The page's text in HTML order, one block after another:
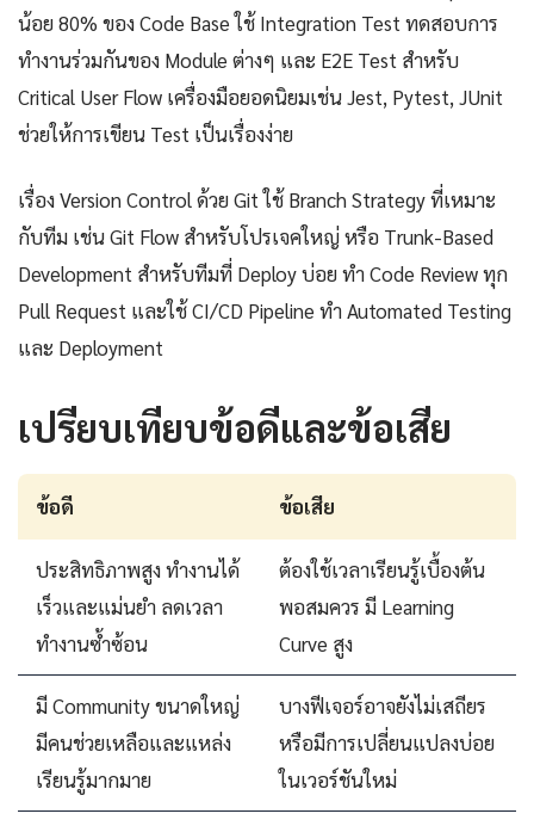
น้อย 80% ของ Code Base ใช้ Integration Test ทดสอบการ
ทำงานร่วมกันของ Module ต่างๆ และ E2E Test สำหรับ
Critical User Flow เครื่องมือยอดนิยมเช่น Jest, Pytest, JUnit
ช่วยให้การเขียน Test เป็นเรื่องง่าย
เรื่อง Version Control ด้วย Git ใช้ Branch Strategy ที่เหมาะ
กับทีม เช่น Git Flow สำหรับโปรเจคใหญ่ หรือ Trunk-Based
Development สำหรับทีมที่ Deploy บ่อย ทำ Code Review ทุก
Pull Request และใช้ CI/CD Pipeline ทำ Automated Testing
และ Deployment
เปรียบเทียบข้อดีและข้อเสีย
ข้อดี ข้อเสีย
ประสิทธิภาพสูง ทำงานได้
เร็วและแม่นยำ ลดเวลา
ทำงานซ้ำซ้อน
ต้องใช้เวลาเรียนรู้เบื้องต้น
พอสมควร มี Learning
Curve สูง
มี Community ขนาดใหญ่
มีคนช่วยเหลือและแหล่ง
เรียนรู้มากมาย
บางฟีเจอร์อาจยังไม่เสถียร
หรือมีการเปลี่ยนแปลงบ่อย
ในเวอร์ชันใหม่